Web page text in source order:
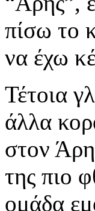
πίσω το
να έχω
Τέτοια
άλλα
στον
της πιο
ομάδα